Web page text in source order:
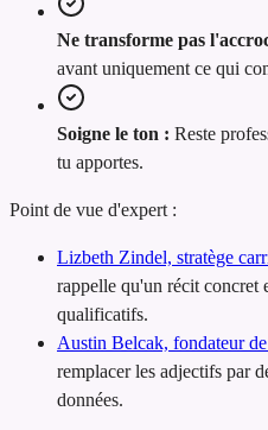
Ne transforme pas
avant uniquement ce qui
Soigne le ton : Reste
tu apportes.
Point de vue d'expert :
Lizbeth Zindel, stratège
rappelle qu'un récit concret
qualificatifs.
Austin Belcak, fondateur
remplacer les adjectifs par
données.